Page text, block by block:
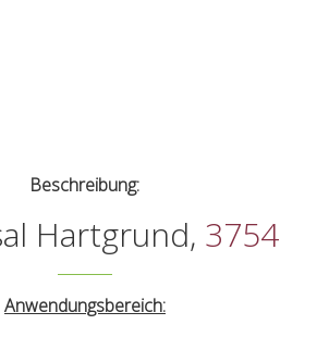
Beschreibung:
Hartgrund, 3754
Anwendungsbereich: